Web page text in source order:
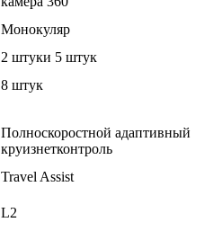
Монокуляр
2 штуки 5 штук
8 штук
Полноскоростной адаптивный
круизнетконтроль
Travel Assist
L2